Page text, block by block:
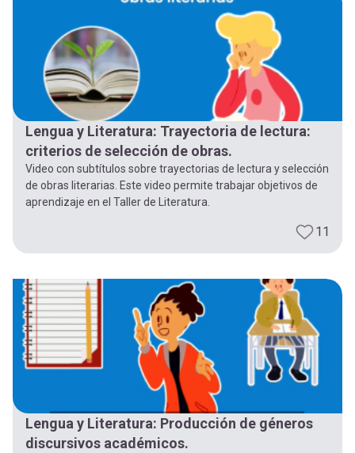
Lengua y Literatura: Trayectoria de lectura:
criterios de selección de obras.
Video con subtítulos sobre trayectorias de lectura y selección
de obras literarias. Este video permite trabajar objetivos de
aprendizaje en el Taller de Literatura.
11
Lengua y Literatura: Producción de géneros
discursivos académicos.